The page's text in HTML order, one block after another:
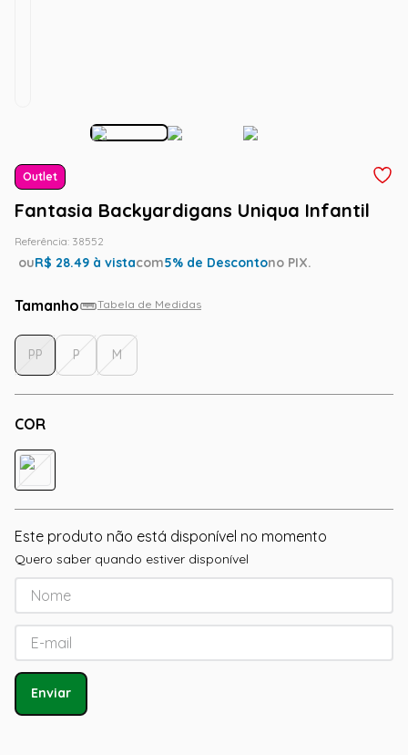
Outlet
Fantasia Backyardigans Uniqua Infantil
Referência: 38552
ouR$ 28.49 à vistacom5% de Descontono PIX.
Tamanho Tabela de Medidas
COR
PP P M
Este produto não está disponível no momento
Quero saber quando estiver disponível
Enviar